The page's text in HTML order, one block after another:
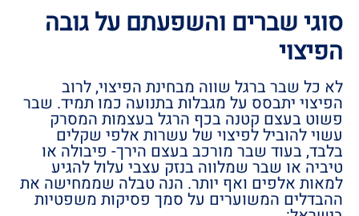
סוגי שברים והשפעתם על גובה
הפיצוי
לא כל שבר ברגל שווה מבחינת הפיצוי, לרוב
הפיצוי יתבסס על מגבלות בתנועה כמו תמיד. שבר
פשוט בעצם קטנה בכף הרגל בעצמות המסרק
עשוי להוביל לפיצוי של עשרות אלפי שקלים
בלבד, בעוד שבר מורכב בעצם הירך- פיבולה או
טיביה או שבר שמלווה בנזק עצבי עלול להגיע
למאות אלפים ואף יותר. הנה טבלה שממחישה את
ההבדלים המשוערים על סמך פסיקות משפטיות